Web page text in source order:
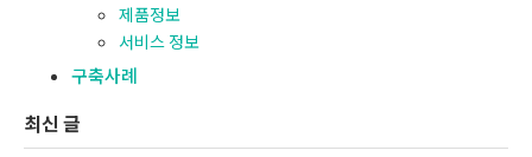
제품정보
서비스 정보
구축사례
최신 글